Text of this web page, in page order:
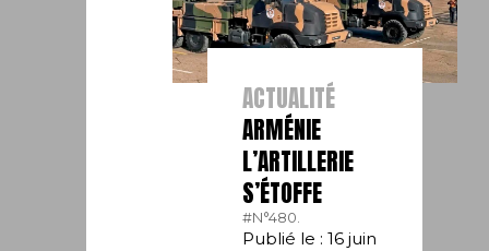
ACTUALITÉ
ARMÉNIE
L’ARTILLERIE
S’ÉTOFFE
#N°480.
Publié le : 16 juin